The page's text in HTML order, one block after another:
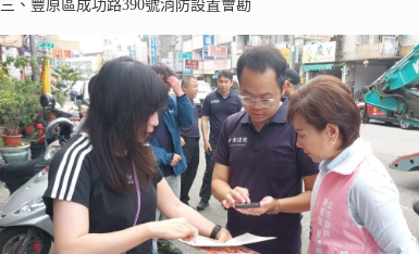
三、豐原區成功路390號消防設置會勘